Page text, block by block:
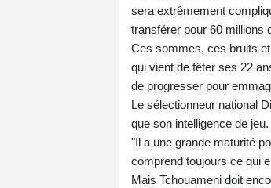
sera extrêmement
transférer pour 60 millions
Ces sommes, ces bruits
qui vient de fêter ses 22
de progresser pour
Le sélectionneur national
que son intelligence de
"Il a une grande maturité
comprend toujours ce qui
Mais Tchouameni doit